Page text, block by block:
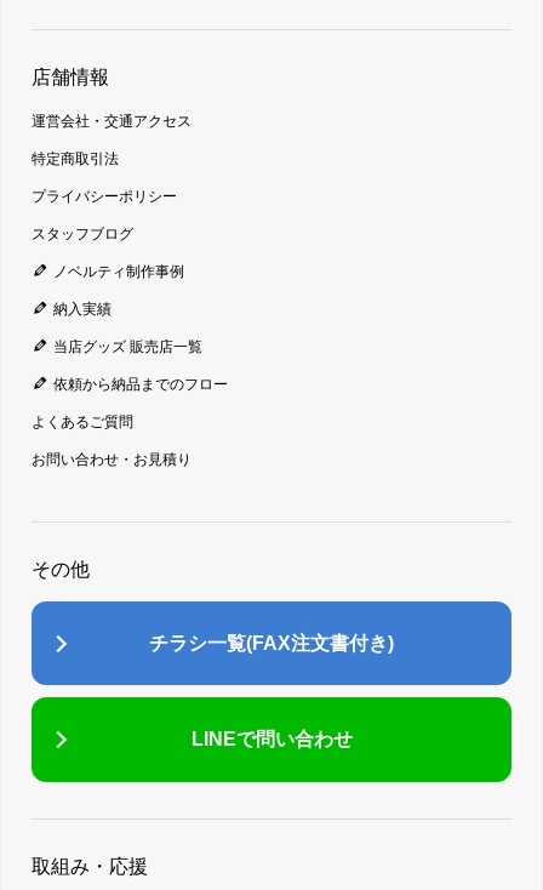
店舗情報
運営会社・交通アクセス
特定商取引法
プライバシーポリシー
スタッフブログ
ノベルティ制作事例
納入実績
当店グッズ 販売店一覧
依頼から納品までのフロー
よくあるご質問
お問い合わせ・お見積り
その他
チラシ一覧(FAX注文書付き)
LINEで問い合わせ
取組み・応援